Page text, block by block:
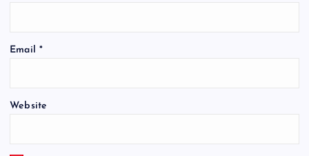
Email *
Website